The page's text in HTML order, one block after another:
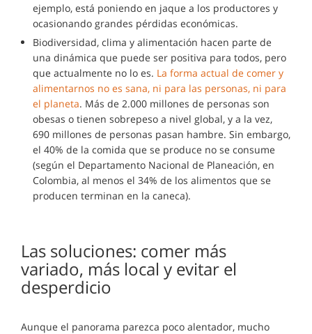
ejemplo, está poniendo en jaque a los productores y
ocasionando grandes pérdidas económicas.
Biodiversidad, clima y alimentación hacen parte de
una dinámica que puede ser positiva para todos, pero
que actualmente no lo es. La forma actual de comer y
alimentarnos no es sana, ni para las personas, ni para
el planeta. Más de 2.000 millones de personas son
obesas o tienen sobrepeso a nivel global, y a la vez,
690 millones de personas pasan hambre. Sin embargo,
el 40% de la comida que se produce no se consume
(según el Departamento Nacional de Planeación, en
Colombia, al menos el 34% de los alimentos que se
producen terminan en la caneca).
Las soluciones: comer más
variado, más local y evitar el
desperdicio
Aunque el panorama parezca poco alentador, mucho